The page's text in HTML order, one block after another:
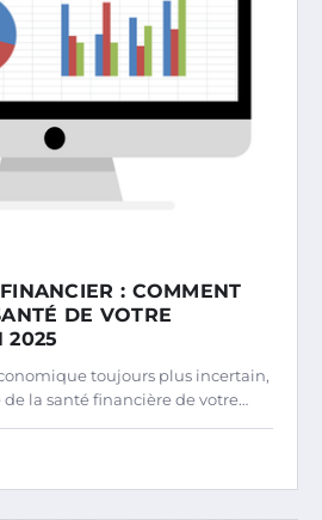
: COMMENT
DE VOTRE
2025
toujours plus incertain,
la santé financière de votre…